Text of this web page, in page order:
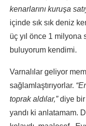
kenarlarını kuruşa
içinde sık sık deniz
üç yıl önce 1 milyona
buluyorum kendimi.
Varnalılar geliyor
sağlamlaştırıyorlar.
toprak aldılar,”diye bir
yandı ki anlatamam.